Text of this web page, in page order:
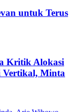
untuk Terus
Kritik Alokasi
Vertikal, Minta